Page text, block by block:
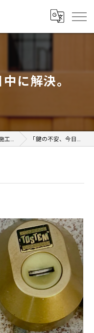
に解決。
工事例 「鍵の不安、今日中に解決。